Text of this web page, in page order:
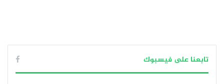
تابعنا على فيسبوك